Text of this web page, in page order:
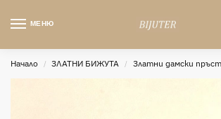
МЕНЮ
Начало / ЗЛАТНИ БИЖУТА / Златни дамски